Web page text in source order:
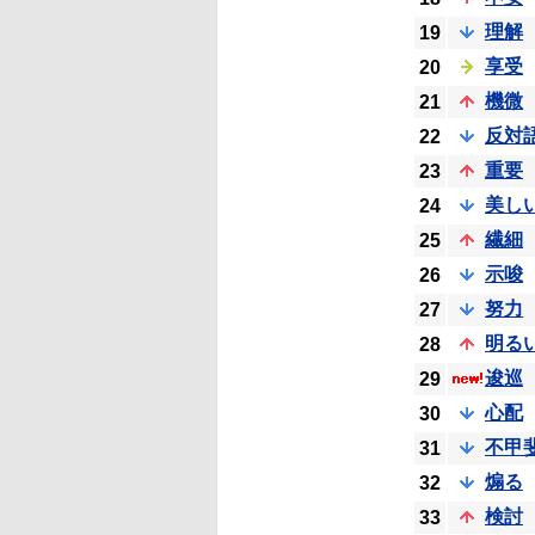
19
理解
20
享受
21
機微
22
反対
23
重要
24
美し
25
繊細
26
示唆
27
努力
28
明る
29
逡巡
30
心配
31
不甲
32
煽る
33
検討